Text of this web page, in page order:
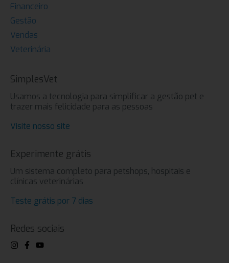
Financeiro
Gestão
Vendas
Veterinária
SimplesVet
Usamos a tecnologia para simplificar a gestão pet e
trazer mais felicidade para as pessoas
Visite nosso site
Experimente grátis
Um sistema completo para petshops, hospitais e
clínicas veterinárias
Teste grátis por 7 dias
Redes sociais